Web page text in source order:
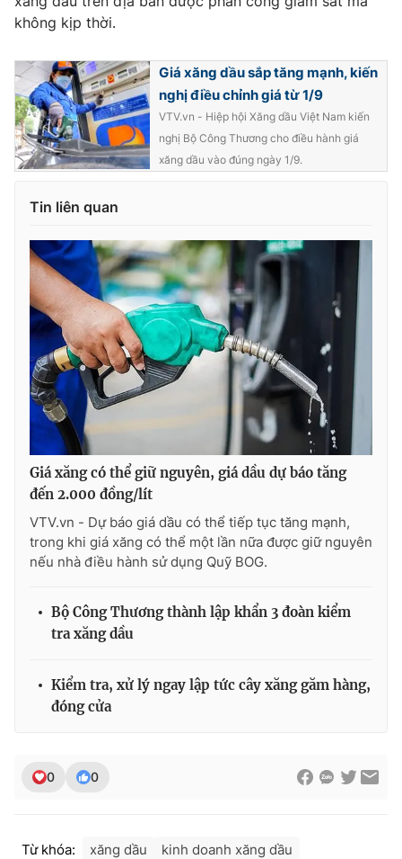
không kịp thời.
Giá xăng dầu sắp tăng mạnh, kiến
nghị điều chỉnh giá từ 1/9
VTV.vn - Hiệp hội Xăng dầu Việt Nam kiến
nghị Bộ Công Thương cho điều hành giá
xăng dầu vào đúng ngày 1/9.
Tin liên quan
Giá xăng có thể giữ nguyên, giá dầu dự báo tăng
đến 2.000 đồng/lít
VTV.vn - Dự báo giá dầu có thể tiếp tục tăng mạnh,
trong khi giá xăng có thể một lần nữa được giữ nguyên
nếu nhà điều hành sử dụng Quỹ BOG.
Bộ Công Thương thành lập khẩn 3 đoàn kiểm
tra xăng dầu
Kiểm tra, xử lý ngay lập tức cây xăng găm hàng,
đóng cửa
0 0
Từ khóa: xăng dầu
kinh doanh xăng dầu